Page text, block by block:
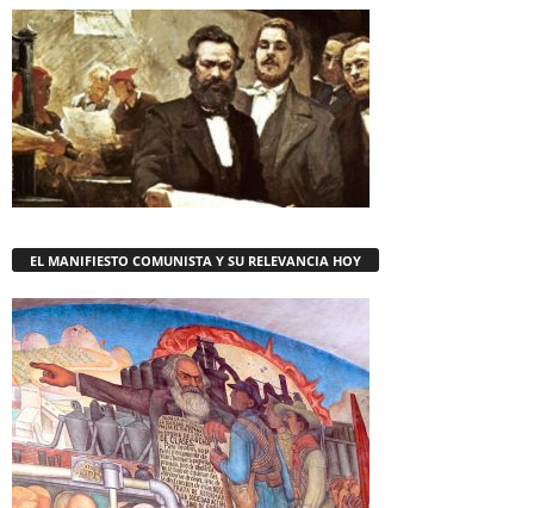
EL MANIFIESTO COMUNISTA Y SU RELEVANCIA HOY